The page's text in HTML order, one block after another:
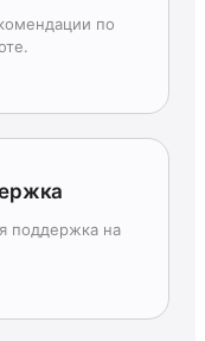
по
поддержка на